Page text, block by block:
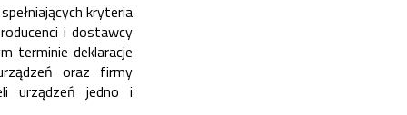
kryteria
i dostawcy
terminie deklaracje
oraz firmy
urządzeń jedno i